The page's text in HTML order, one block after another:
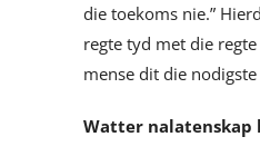
die toekoms nie.”
regte tyd met die
mense dit die
Watter nalatenskap